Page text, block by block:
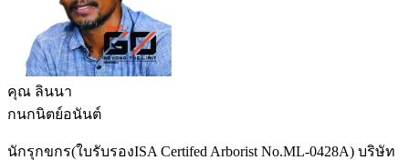
คุณ ลินนา
กนกนิตย์อนันต์
นักรุกขกร(ใบรับรองISA Certifed Arborist No.ML-0428A) บริษัท